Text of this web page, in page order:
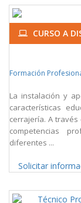
CURSO A
Formación
La instalación y
características
cerrajería. A
competencias
diferentes ...
Solicitar